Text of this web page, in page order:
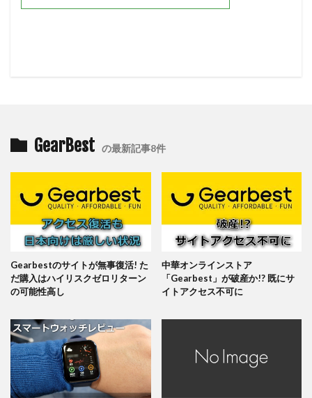
GearBest の最新記事8件
Gearbestのサイトが無事復活! た
だ購入はハイリスクゼロリターン
の可能性高し
中華オンラインストア
「Gearbest」が破産か!? 既にサ
イトアクセス不可に